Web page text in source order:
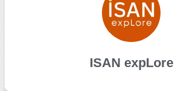
ISAN expLore